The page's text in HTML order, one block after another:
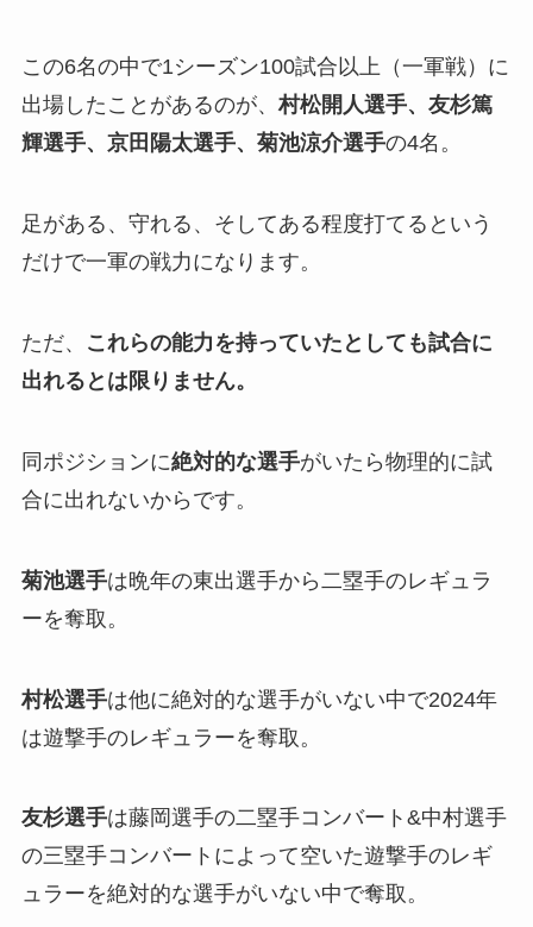
この6名の中で1シーズン100試合以上（一軍戦）に
出場したことがあるのが、村松開人選手、友杉篤
輝選手、京田陽太選手、菊池涼介選手の4名。
足がある、守れる、そしてある程度打てるという
だけで一軍の戦力になります。
ただ、
これらの能力を持っていたとしても試合に
出れるとは限りません。
同ポジションに絶対的な選手がいたら物理的に試
合に出れないからです。
菊池選手は晩年の東出選手から二塁手のレギュラ
ーを奪取。
村松選手は他に絶対的な選手がいない中で2024年
は遊撃手のレギュラーを奪取。
友杉選手は藤岡選手の二塁手コンバート&中村選手
の三塁手コンバートによって空いた遊撃手のレギ
ュラーを絶対的な選手がいない中で奪取。